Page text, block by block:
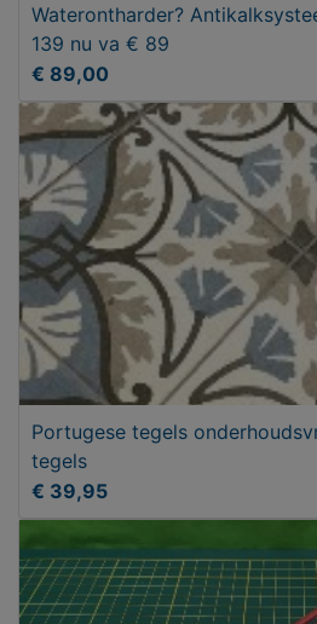
Waterontharder?
139 nu va € 89
€ 89,00
Portugese tegels
tegels
€ 39,95